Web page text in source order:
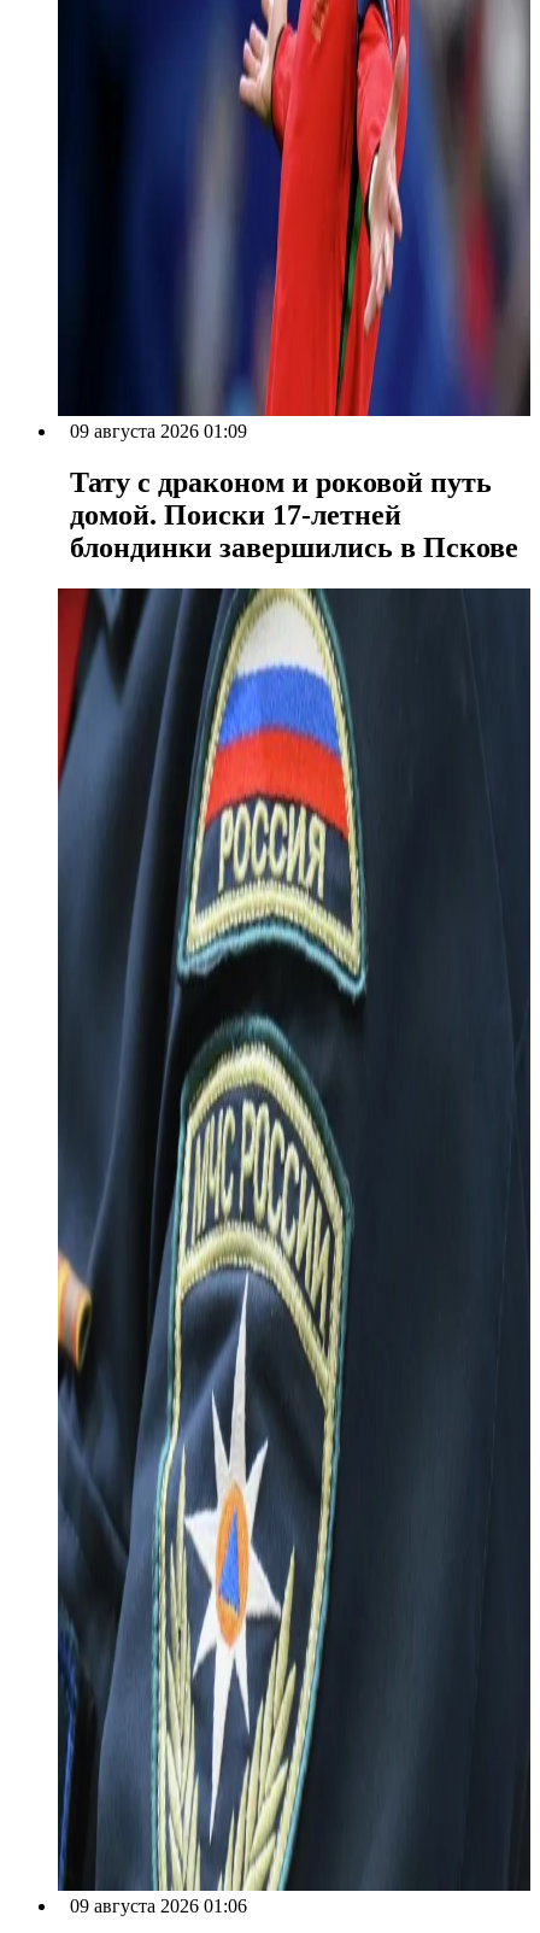
09 августа 2026 01:09
Тату с драконом и роковой путь
домой. Поиски 17-летней
блондинки завершились в Пскове
09 августа 2026 01:06